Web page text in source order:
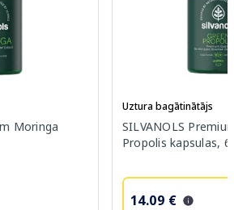
Moringa
Uztura bagātinātājs
SILVANOLS
Propolis kapsulas,
14.09 €